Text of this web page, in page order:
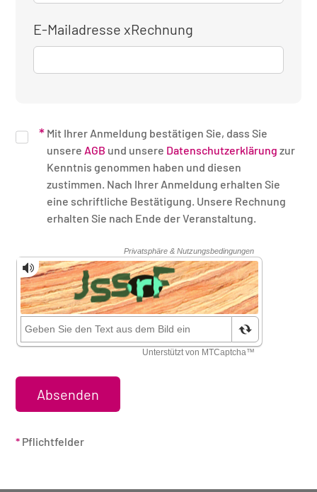
E-Mailadresse xRechnung
Mit Ihrer Anmeldung bestätigen Sie, dass Sie
unsere AGB und unsere Datenschutzerklärung zur
Kenntnis genommen haben und diesen
zustimmen. Nach Ihrer Anmeldung erhalten Sie
eine schriftliche Bestätigung. Unsere Rechnung
erhalten Sie nach Ende der Veranstaltung.
Sicherheitsüberprüfung
* Pflichtfelder